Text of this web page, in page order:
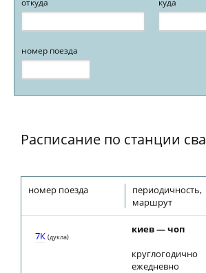
откуда куда
номер поезда
Расписание по станции
номер поезда
периодичность,
маршрут
7К (дуклa)
киев — чоп
круглогодично
ежедневно